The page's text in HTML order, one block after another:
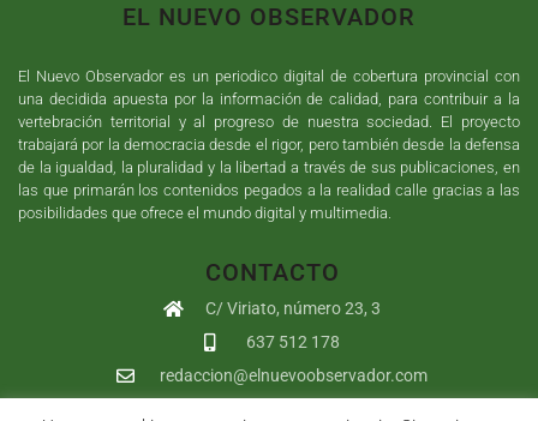
EL NUEVO OBSERVADOR
El Nuevo Observador es un periodico digital de cobertura provincial con
una decidida apuesta por la información de calidad, para contribuir a la
vertebración territorial y al progreso de nuestra sociedad. El proyecto
trabajará por la democracia desde el rigor, pero también desde la defensa
de la igualdad, la pluralidad y la libertad a través de sus publicaciones, en
las que primarán los contenidos pegados a la realidad calle gracias a las
posibilidades que ofrece el mundo digital y multimedia.
CONTACTO
C/ Viriato, número 23, 3
637 512 178
redaccion@elnuevoobservador.com